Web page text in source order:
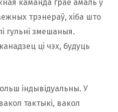
каманда грае амаль у
трэнераў, хіба што
гульні змешаныя.
ці чэх, будуць
індывідуальны. У
тактыкі, вакол